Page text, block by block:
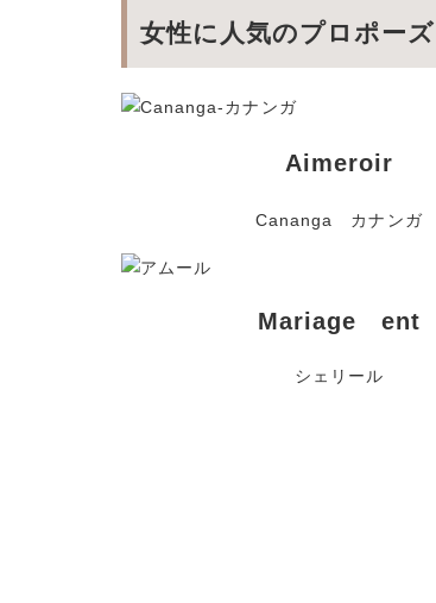
女性に人気のプロポー
Aimeroir
Cananga カナンガ
Mariage ent
シェリール